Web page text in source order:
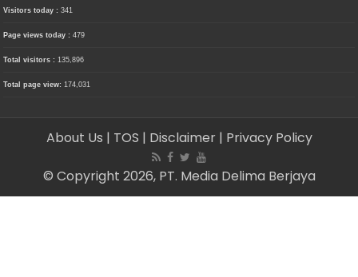
Visitors today :341
Page views today :479
Total visitors :135,896
Total page view:174,031
About Us | TOS | Disclaimer | Privacy Policy
© Copyright 2026, PT. Media Delima Berjaya